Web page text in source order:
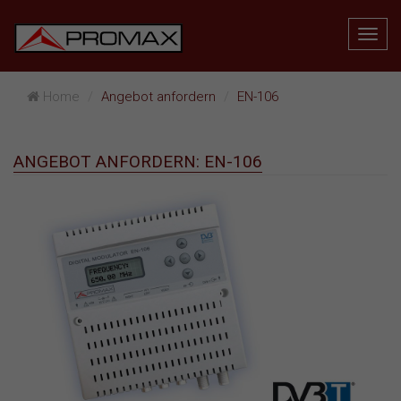
Home Angebot anfordern EN-106
ANGEBOT ANFORDERN: EN-106